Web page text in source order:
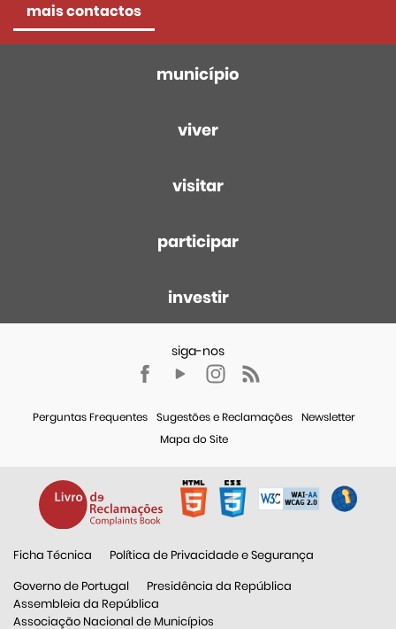
mais contactos
município
viver
visitar
participar
investir
Perguntas Frequentes Sugestões e Reclamações
Newsletter
Mapa do Site
Ficha Técnica
Política de Privacidade e Segurança
Governo de Portugal
Presidência da República
Assembleia da República
Associação Nacional de Municípios